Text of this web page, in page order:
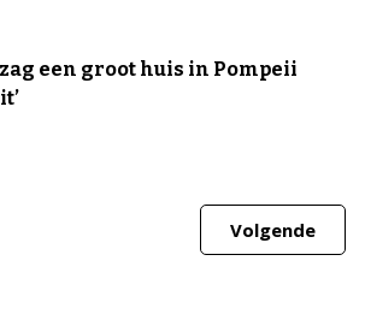
zag een groot huis in Pompeii
Volgende